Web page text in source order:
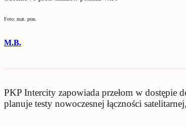
Foto: mat. pras.
M.B.
PKP Intercity zapowiada przełom w dostępie
planuje testy nowoczesnej łączności